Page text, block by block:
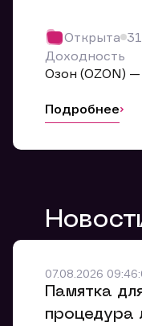
Открыта
Доходность
Озон (OZON)
Подробнее
07.08.2026
Памятка
процедура